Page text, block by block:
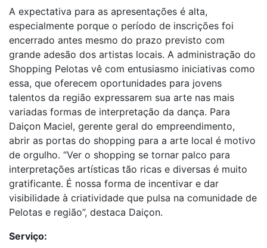
A expectativa para as apresentações é alta,
especialmente porque o período de inscrições foi
encerrado antes mesmo do prazo previsto com
grande adesão dos artistas locais. A administração do
Shopping Pelotas vê com entusiasmo iniciativas como
essa, que oferecem oportunidades para jovens
talentos da região expressarem sua arte nas mais
variadas formas de interpretação da dança. Para
Daiçon Maciel, gerente geral do empreendimento,
abrir as portas do shopping para a arte local é motivo
de orgulho. “Ver o shopping se tornar palco para
interpretações artísticas tão ricas e diversas é muito
gratificante. É nossa forma de incentivar e dar
visibilidade à criatividade que pulsa na comunidade de
Pelotas e região”, destaca Daiçon.
Serviço: